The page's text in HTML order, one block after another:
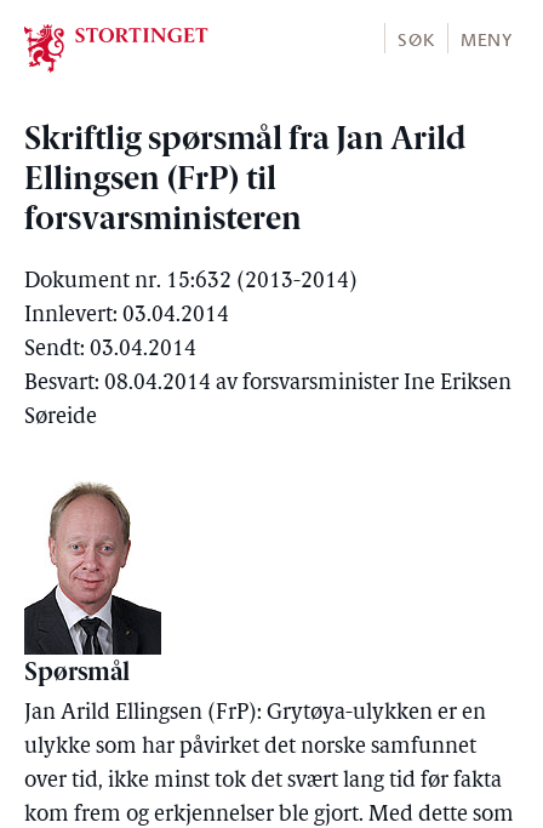
Stortinget.no
SØK MENY
Skriftlig spørsmål fra Jan Arild
Ellingsen (FrP) til
forsvarsministeren
Dokument nr. 15:632 (2013-2014)
Innlevert: 03.04.2014
Sendt: 03.04.2014
Besvart: 08.04.2014 av forsvarsminister Ine Eriksen
Søreide
Spørsmål
Jan Arild Ellingsen (FrP): Grytøya-ulykken er en
ulykke som har påvirket det norske samfunnet
over tid, ikke minst tok det svært lang tid før fakta
kom frem og erkjennelser ble gjort. Med dette som